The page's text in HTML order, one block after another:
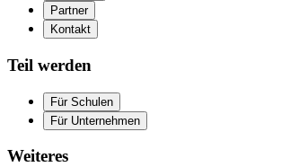
Partner
Kontakt
Teil werden
Für Schulen
Für Unternehmen
Weiteres